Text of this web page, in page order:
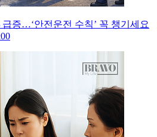
급증…‘안전운전 수칙’ 꼭 챙기세요